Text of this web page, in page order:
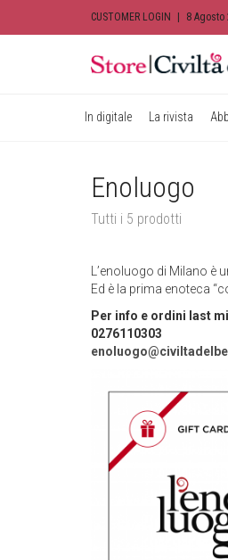
CUSTOMER LOGIN 8 Agosto
In digitale La rivista
Enoluogo
Tutti i 5 prodotti
L’enoluogo di Milano è
Ed è la prima enoteca
Per info e ordini last
0276110303